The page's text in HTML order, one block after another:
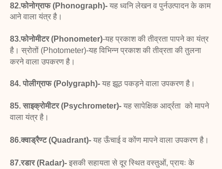
82.फोनोग्राफ (Phonograph)- यह ध्वनि लेखन व पुर्नउत्पादनके काम
आने वाला यंत्र है।
83.फोनोमीटर (Phonometer)-यह प्रकाश की तीव्रता पापने का यंत्र
है। स्रोतों (Photometer)-यह विभिन्न प्रकाशकी तीव्रता की तुलना
करने वाला उपकरण है।
84. पोलीग्राफ (Polygraph)- यह झूठ पकड़ने वाला उपकरण है।
85. साइक्रोमीटर (Psychrometer)- यह सापेक्षिक आर्द्रता को मापने
वाला यंत्र है।
86.क्वाड्रैण्ट (Quadrant)- यह ऊँचाई व कोंण मापने वाला उपकरण है।
87.रडार (Radar)- इसकी सहायता से दूर स्थित वस्तुओं, प्रायः के